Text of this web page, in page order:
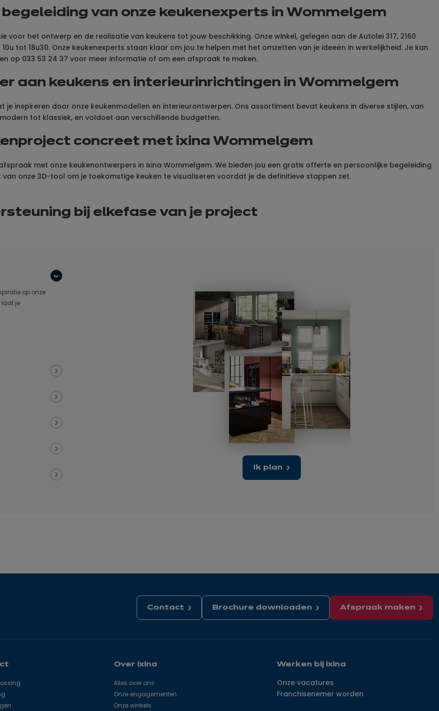
van onze keukenexperts in Wommelgem
voor het ontwerp en de realisatie van keukens tot jouw beschikking. Onze winkel, gelegen aan de Autolei 317, 2160
tot 18u30. Onze keukenexperts staan klaar om jou te helpen met het omzetten van je ideeën in werkelijkheid. Je kan
op 033 53 24 37 voor meer informatie of om een afspraak te maken.
aan keukens en interieurinrichtingen in Wommelgem
je inspireren door onze keukenmodellen en interieurontwerpen. Ons assortiment bevat keukens in diverse stijlen, van
modern tot klassiek, en voldoet aan verschillende budgetten.
concreet met ixina Wommelgem
met onze keukenontwerpers in ixina Wommelgem. We bieden jou een gratis offerte en persoonlijke begeleiding
onze 3D-tool om je toekomstige keuken te visualiseren voordat je de definitieve stappen zet.
bij elkefase van je project
op onze
laat je
Ik plan
Contact Brochure downloaden Afspraak maken
Over ixina
Alles over ons
Onze engagementen
Onze winkels
Werken bij ixina
Onze vacatures
Franchisenemer worden